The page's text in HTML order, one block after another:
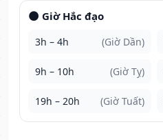
🌑 Giờ Hắc đạo
3h – 4h (Giờ Dần)
9h – 10h (Giờ Tỵ)
19h – 20h (Giờ Tuất)